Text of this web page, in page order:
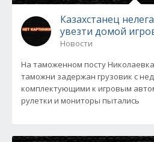
Казахстанец
увезти домой
Новости
На таможенном посту
таможни задержан грузовик с
комплектующими к игровым
рулетки и мониторы пытались